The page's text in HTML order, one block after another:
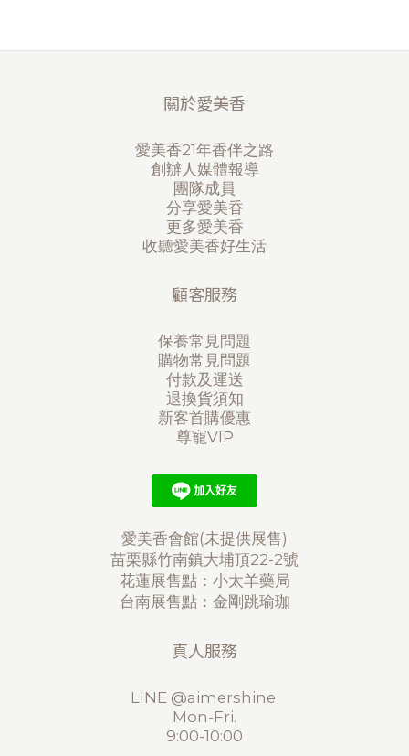
關於愛美香
愛美香21年香伴之路
創辦人媒體報導
團隊成員
分享愛美香
更多愛美香
收聽愛美香好生活
顧客服務
保養常見問題
購物常見問題
付款及運送
退換貨須知
新客首購優惠
尊寵VIP
愛美香會館(未提供展售)
苗栗縣竹南鎮大埔頂22-2號
花蓮展售點：小太羊藥局
台南展售點：金剛跳瑜珈
真人服務
LINE @aimershine
Mon-Fri.
9:00-10:00